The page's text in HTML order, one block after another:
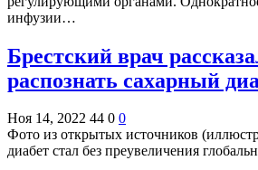
инфузии…
Брестский врач
распознать сахарный
Ноя 14, 2022 44 0 0
Фото из открытых источников
диабет стал без преувеличения